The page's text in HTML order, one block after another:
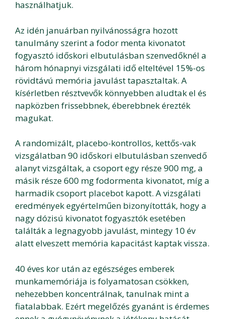
használhatjuk.
Az idén januárban nyilvánosságra hozott
tanulmány szerint a fodor menta kivonatot
fogyasztó időskori elbutulásban szenvedőknél a
három hónapnyi vizsgálati idő elteltével 15%-os
rövidtávú memória javulást tapasztaltak. A
kísérletben résztvevők könnyebben aludtak el és
napközben frissebbnek, éberebbnek érezték
magukat.
A randomizált, placebo-kontrollos, kettős-vak
vizsgálatban 90 időskori elbutulásban szenvedő
alanyt vizsgáltak, a csoport egy része 900 mg, a
másik része 600 mg fodormenta kivonatot, míg a
harmadik csoport placebot kapott. A vizsgálati
eredmények egyértelműen bizonyították, hogy a
nagy dózisú kivonatot fogyasztók esetében
találták a legnagyobb javulást, mintegy 10 év
alatt elveszett memória kapacitást kaptak vissza.
40 éves kor után az egészséges emberek
munkamemóriája is folyamatosan csökken,
nehezebben koncentrálnak, tanulnak mint a
fiatalabbak. Ezért megelőzés gyanánt is érdemes